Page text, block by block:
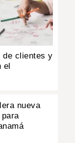
de clientes y
el
nueva